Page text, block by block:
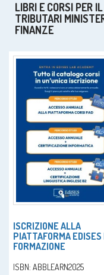
LIBRI E CORSI PER
TRIBUTARI
FINANZE
ISCRIZIONE ALLA
PIATTAFORMA EDISES
FORMAZIONE
ISBN: ABBLEARN2025